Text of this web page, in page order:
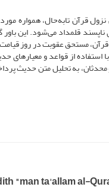
قرآن تابه‌حال، همواره مورد
قلمداد می‌شود. این باور
قرآن، مستحق عقوبت در روز
استفاده از قواعد و
به تحلیل متن حدیث
"man ta'allam al-